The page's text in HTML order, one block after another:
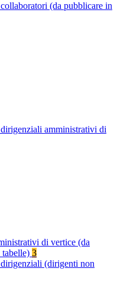
(da pubblicare in
amministrativi di
di vertice (da
3
(dirigenti non